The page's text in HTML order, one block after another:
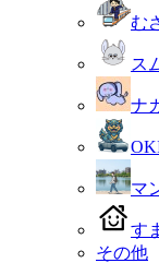
む
ス
ナ
マ
す
その他